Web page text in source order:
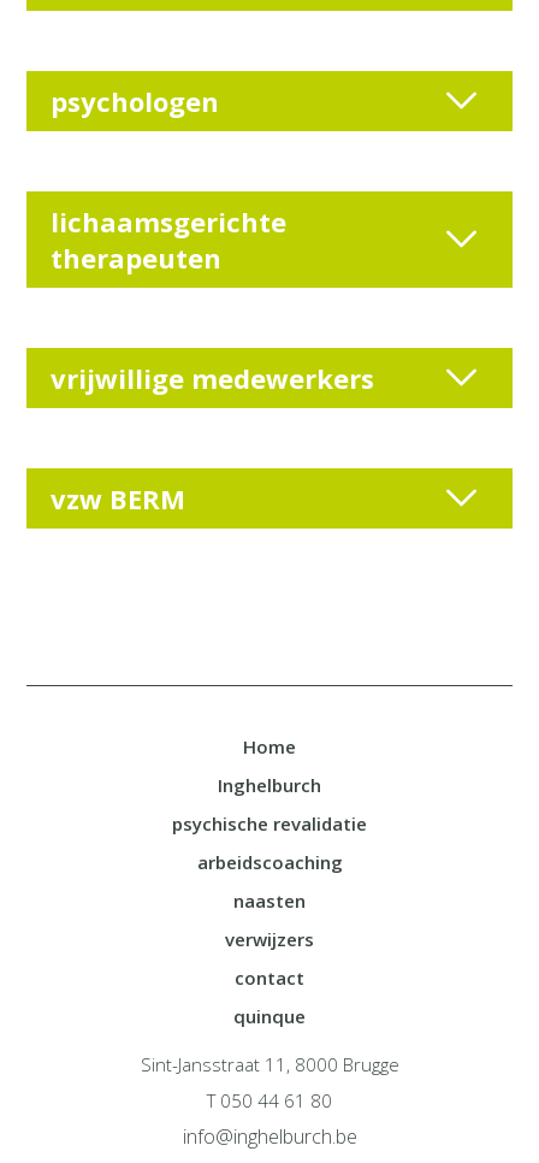
psychologen
lichaamsgerichte
therapeuten
vrijwillige medewerkers
vzw BERM
Home
Inghelburch
psychische revalidatie
arbeidscoaching
naasten
verwijzers
contact
quinque
Sint-Jansstraat 11, 8000 Brugge
T 050 44 61 80
info@inghelburch.be